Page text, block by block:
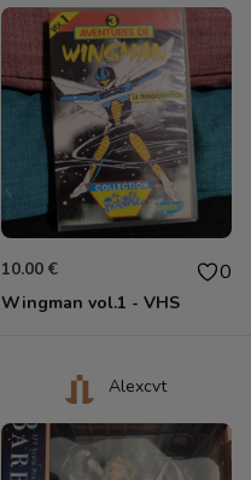
10.00 € 0
Wingman vol.1 - VHS
Alexcvt